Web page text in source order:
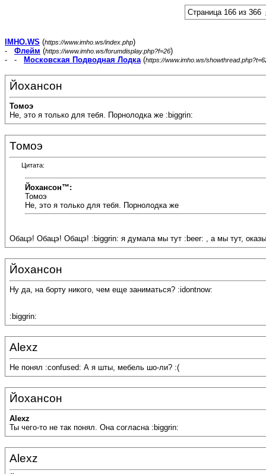
Страница 166 из 366
IMHO.WS (https://www.imho.ws/index.php)
- Флейм (https://www.imho.ws/forumdisplay.php?f=26)
- -
Московская Подводная Лодка(https://www.imho.ws/
Йохансон
Томоэ
Не, это я только для тебя. Порнолодка же :biggrin:
Томоэ
Цитата:
Йохансон™:
Томоэ
Не, это я только для тебя. Порнолодка же
Обацэ! Обацэ! Обацэ! :biggrin: я думала мы тут :beer: , а мы тут,
Йохансон
Ну да, на борту никого, чем еще заниматься? :idontnow:
:biggrin:
Alexz
Не понял :confused: А я шты, мебель шо-ли? :(
Йохансон
Alexz
Ты чего-то не так понял. Она согласна :biggrin:
Alexz